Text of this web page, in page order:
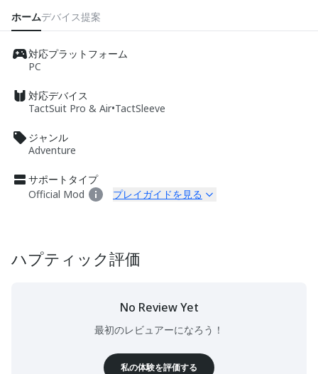
ホームデバイス提案
対応プラットフォーム
PC
対応デバイス
TactSuit Pro & Air•TactSleeve
ジャンル
Adventure
サポートタイプ
Official Mod
プレイガイドを見る
ハプティック評価
No Review Yet
最初のレビュアーになろう！
私の体験を評価する